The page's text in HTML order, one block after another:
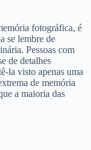
fotográfica, é
se lembre de
Pessoas com
de detalhes
la visto apenas uma
de memória
a maioria das